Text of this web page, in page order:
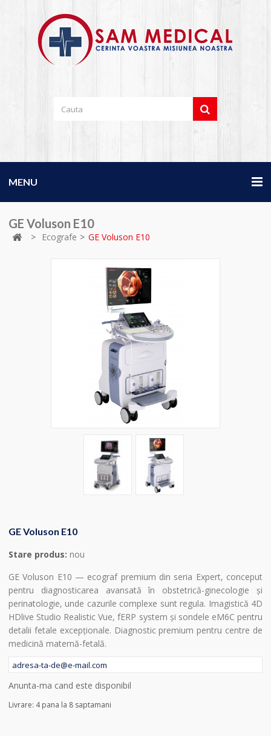
MENU
GE Voluson E10
> Ecografe > GE Voluson E10
GE Voluson E10
Stare produs: nou
GE Voluson E10 — ecograf premium din seria Expert, conceput
pentru diagnosticarea avansată în obstetrică-ginecologie şi
perinatologie, unde cazurile complexe sunt regula. Imagistică 4D
HDlive Studio Realistic Vue, fERP system şi sondele eM6C pentru
detalii fetale excepționale. Diagnostic premium pentru centre de
medicină maternă-fetală.
Anunta-ma cand este disponibil
Livrare: 4 pana la 8 saptamani